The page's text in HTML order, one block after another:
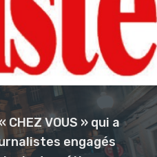
VOUS » qui a
engagés